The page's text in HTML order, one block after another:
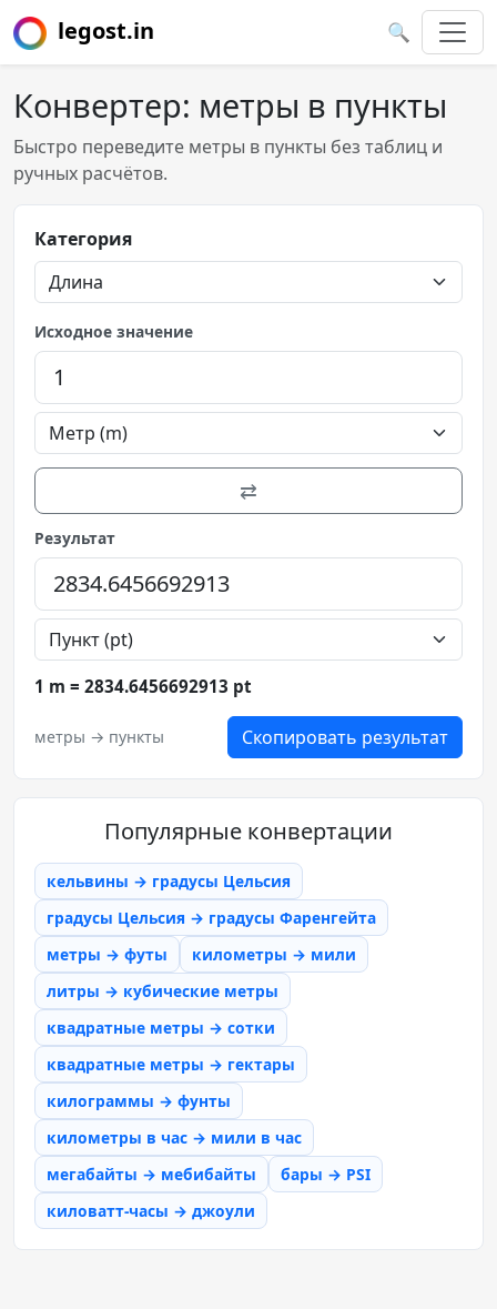
legost.in 🔍
Конвертер: метры в пункты
Быстро переведите метры в пункты без таблиц и
ручных расчётов.
Категория
Исходное значение
⇄
Результат
1 m = 2834.6456692913 pt
метры → пункты Скопировать результат
Популярные конвертации
кельвины → градусы Цельсия
градусы Цельсия → градусы Фаренгейта
метры → футы
километры → мили
литры → кубические метры
квадратные метры → сотки
квадратные метры → гектары
килограммы → фунты
километры в час → мили в час
мегабайты → мебибайты
бары → PSI
киловатт-часы → джоули